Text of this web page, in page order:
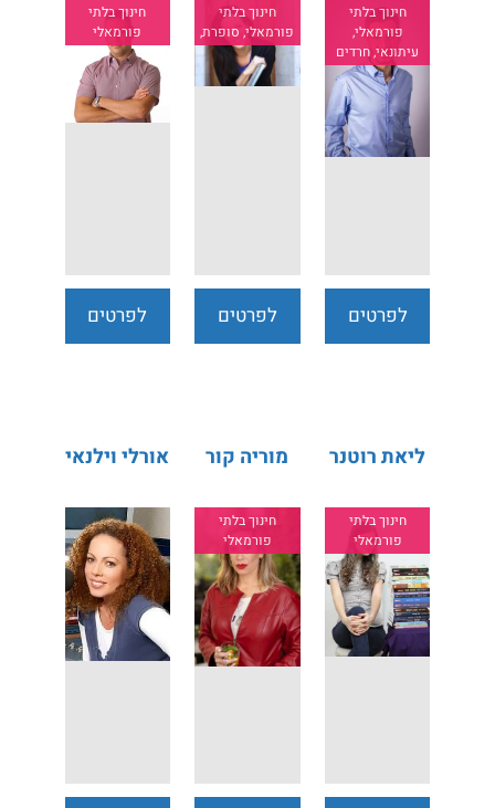
חינוך בלתי
פורמאלי,
עיתונאי, חרדים
לפרטים
חינוך בלתי
פורמאלי, סופרת,
לפרטים
חינוך בלתי
פורמאלי
לפרטים
ליאת רוטנר
חינוך בלתי
פורמאלי
מוריה קור
חינוך בלתי
פורמאלי
אורלי וילנאי